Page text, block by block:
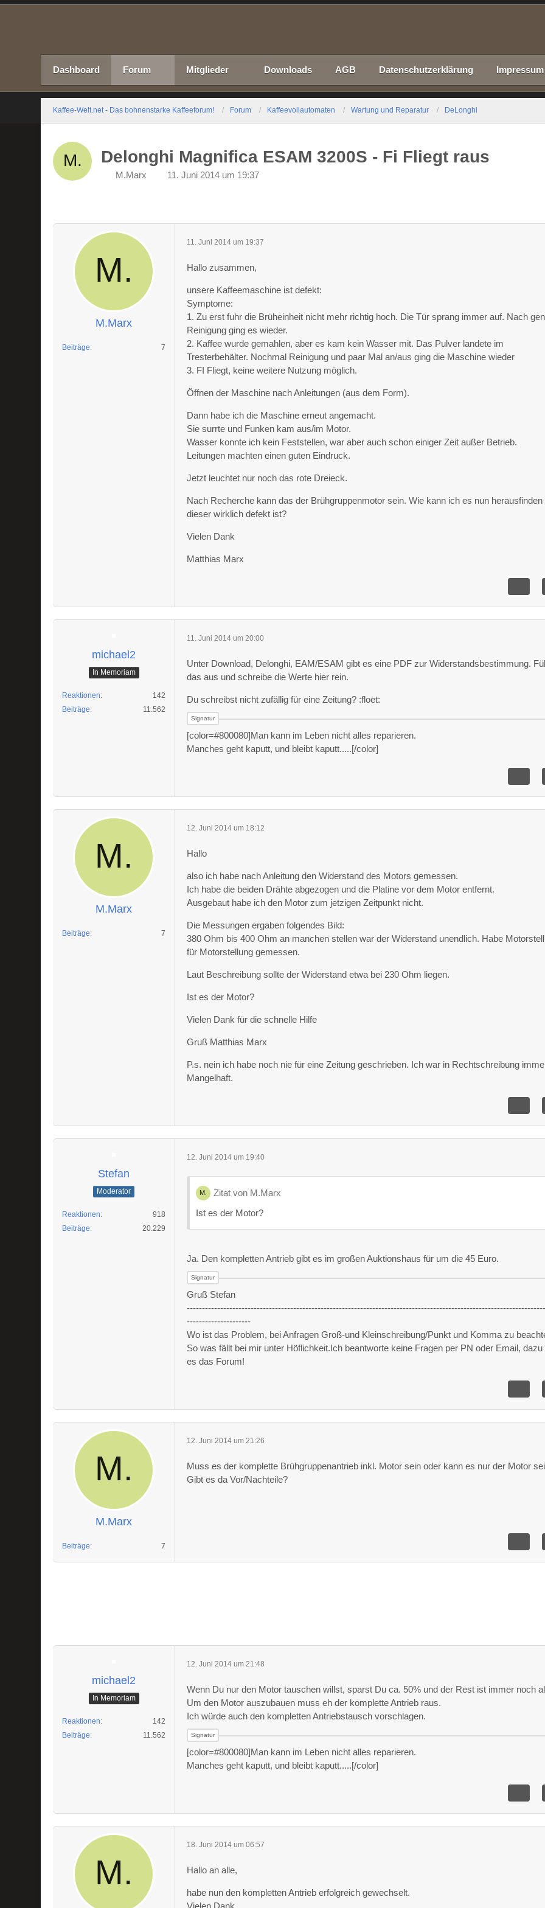
Dashboard Forum Mitglieder Downloads AGB Datenschutzerklärung Impressum
Kaffee-Welt.net - Das bohnenstarke Kaffeeforum! Forum Kaffeevollautomaten Wartung und Reparatur DeLonghi
Delonghi Magnifica ESAM 3200S - Fi Fliegt raus
M.Marx 11. Juni 2014 um 19:37
M.Marx
Beiträge 7
11. Juni 2014 um 19:37
Hallo zusammen,
unsere Kaffeemaschine ist defekt:
Symptome:
1. Zu erst fuhr die Brüheinheit nicht mehr richtig hoch. Die Tür sprang immer auf. Nach
Reinigung ging es wieder.
2. Kaffee wurde gemahlen, aber es kam kein Wasser mit. Das Pulver landete im
Tresterbehälter. Nochmal Reinigung und paar Mal an/aus ging die Maschine wieder
3. FI Fliegt, keine weitere Nutzung möglich.
Öffnen der Maschine nach Anleitungen (aus dem Form).
Dann habe ich die Maschine erneut angemacht.
Sie surrte und Funken kam aus/im Motor.
Wasser konnte ich kein Feststellen, war aber auch schon einiger Zeit außer Betrieb.
Leitungen machten einen guten Eindruck.
Jetzt leuchtet nur noch das rote Dreieck.
Nach Recherche kann das der Brühgruppenmotor sein. Wie kann ich es nun herausfinden
dieser wirklich defekt ist?
Vielen Dank
Matthias Marx
michael2
In Memoriam
Reaktionen
142
Beiträge
11.562
11. Juni 2014 um 20:00
Unter Download, Delonghi, EAM/ESAM gibt es eine PDF zur Widerstandsbestimmung.
das aus und schreibe die Werte hier rein.
Du schreibst nicht zufällig für eine Zeitung? :floet:
[color=#800080]Man kann im Leben nicht alles reparieren.
Manches geht kaputt, und bleibt kaputt.....[/color]
M.Marx
Beiträge 7
12. Juni 2014 um 18:12
Hallo
also ich habe nach Anleitung den Widerstand des Motors gemessen.
Ich habe die beiden Drähte abgezogen und die Platine vor dem Motor entfernt.
Ausgebaut habe ich den Motor zum jetzigen Zeitpunkt nicht.
Die Messungen ergaben folgendes Bild:
380 Ohm bis 400 Ohm an manchen stellen war der Widerstand unendlich. Habe
für Motorstellung gemessen.
Laut Beschreibung sollte der Widerstand etwa bei 230 Ohm liegen.
Ist es der Motor?
Vielen Dank für die schnelle Hilfe
Gruß Matthias Marx
P.s. nein ich habe noch nie für eine Zeitung geschrieben. Ich war in Rechtschreibung
Mangelhaft.
Stefan
Moderator
Reaktionen
918
Beiträge
20.229
12. Juni 2014 um 19:40
Zitat von M.Marx
Ist es der Motor?
Ja. Den kompletten Antrieb gibt es im großen Auktionshaus für um die 45 Euro.
Gruß Stefan
---------------------
Wo ist das Problem, bei Anfragen Groß-und Kleinschreibung/Punkt und Komma zu
So was fällt bei mir unter Höflichkeit.Ich beantworte keine Fragen per PN oder Email, dazu
es das Forum!
M.Marx
Beiträge 7
12. Juni 2014 um 21:26
Muss es der komplette Brühgruppenantrieb inkl. Motor sein oder kann es nur der Motor
Gibt es da Vor/Nachteile?
michael2
In Memoriam
Reaktionen
142
Beiträge
11.562
12. Juni 2014 um 21:48
Wenn Du nur den Motor tauschen willst, sparst Du ca. 50% und der Rest ist immer noch
Um den Motor auszubauen muss eh der komplette Antrieb raus.
Ich würde auch den kompletten Antriebstausch vorschlagen.
[color=#800080]Man kann im Leben nicht alles reparieren.
Manches geht kaputt, und bleibt kaputt.....[/color]
18. Juni 2014 um 06:57
Hallo an alle,
habe nun den kompletten Antrieb erfolgreich gewechselt.
Vielen Dank